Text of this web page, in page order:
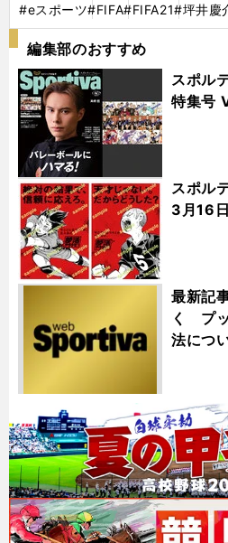
#eスポーツ#FIFA#FIFA21#坪井慶
編集部のおすすめ
スポル
特集号
スポル
3月16
最新記
く プ
法につ